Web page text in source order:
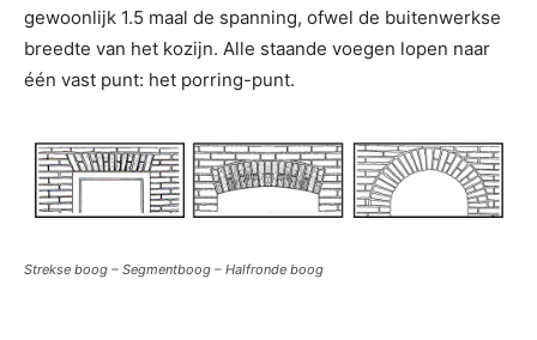
gewoonlijk 1.5 maal de spanning, ofwel de buitenwerkse
breedte van het kozijn. Alle staande voegen lopen naar
één vast punt: het porring-punt.
Strekse boog – Segmentboog – Halfronde boog